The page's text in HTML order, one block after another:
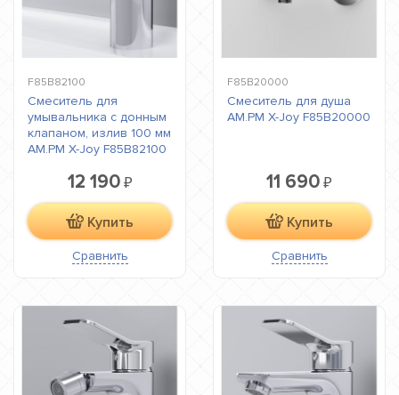
F85B82100
Смеситель для
умывальника с донным
клапаном, излив 100 мм
AM.PM X-Joy F85B82100
12 190₽
Купить
Сравнить
F85B20000
Смеситель для душа
AM.PM X-Joy F85B20000
11 690 ₽
Купить
Сравнить